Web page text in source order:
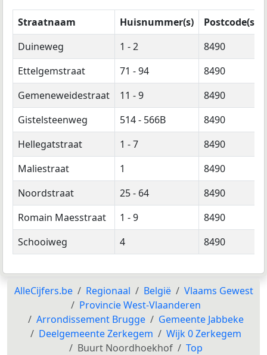
Straatnaam Huisnummer(s)
Postcode(s)
Duineweg
1 - 2
8490
Ettelgemstraat
71 - 94
8490
Gemeneweidestraat
11 - 9
8490
Gistelsteenweg
514 - 566B
8490
Hellegatstraat
1 - 7
8490
Maliestraat
1
8490
Noordstraat
25 - 64
8490
Romain Maesstraat
1 - 9
8490
Schooiweg
4 8490
AlleCijfers.be Regionaal België
Vlaams Gewest
Provincie West-Vlaanderen
Arrondissement Brugge
Gemeente Jabbeke
Deelgemeente Zerkegem
Wijk 0 Zerkegem
Buurt Noordhoekhof
Top